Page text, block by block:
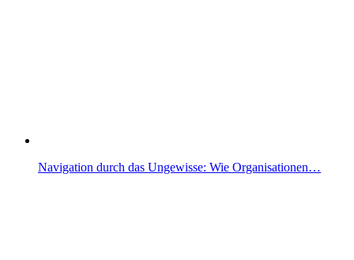
Navigation durch das Ungewisse: Wie Organisationen…